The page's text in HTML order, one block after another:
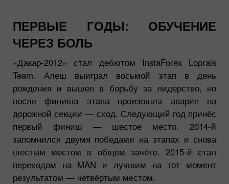
ПЕРВЫЕ ГОДЫ: ОБУЧЕНИЕ
ЧЕРЕЗ БОЛЬ
«Дакар-2012» стал дебютом InstaForex Loprais
Team. Алеш выиграл восьмой этап в день
рождения и вышел в борьбу за лидерство, но
после финиша этапа произошла авария на
дорожной секции — сход. Следующий год принёс
первый финиш — шестое место. 2014-й
запомнился двумя победами на этапах и снова
шестым местом в общем зачёте. 2015-й стал
переходом на MAN и лучшим на тот момент
результатом — четвёртым местом.